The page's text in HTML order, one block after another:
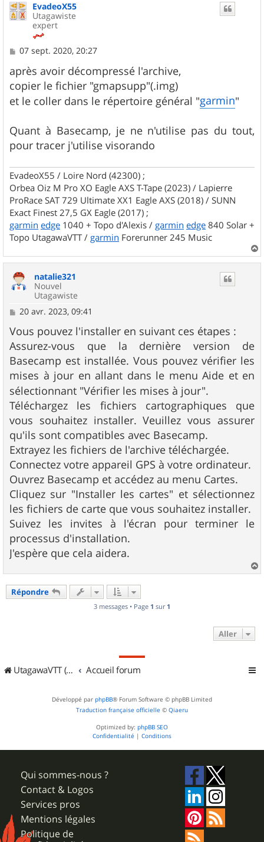
EvadeoX55
Utagawiste
expert
M
s
s
a
g
e
07 sept. 2020, 20:27
après avoir décompressé l'archive,
copier le fichier "gmapsupp"(.img)
et le coller dans le répertoire général "garmin"
Quant à Basecamp, je ne n'utilise pas du tout,
pour tracer j'utilise visorando
EvadeoX55 / Loire Nord (42300) ;
Orbea Oiz M Pro XO Eagle AXS T-Tape (2023) / Lapierre
ProRace SAT 729 Ultimate XX1 Eagle AXS (2018) / SUNN
Exact Finest 27,5 GX Eagle (2017) ;
garmin edge 1040 + Topo d'Alexis / garmin edge 840 Solar +
Topo UtagawaVTT / garmin Forerunner 245 Music
a
natalie321
Nouvel
Utagawiste
M
s
s
a
g
e
20 avr. 2023, 09:41
Vous pouvez l'installer en suivant ces étapes :
Assurez-vous que la dernière version de
Basecamp est installée. Vous pouvez vérifier les
mises à jour en allant dans le menu Aide et en
sélectionnant "Vérifier les mises à jour".
Téléchargez les fichiers cartographiques que
vous souhaitez installer. Veuillez vous assurer
qu'ils sont compatibles avec Basecamp.
Extrayez les fichiers de l'archive téléchargée.
Connectez votre appareil GPS à votre ordinateur.
Ouvrez Basecamp et accédez au menu Cartes.
Cliquez sur "Installer les cartes" et sélectionnez
les fichiers de carte que vous souhaitez installer.
Suivez les invites à l'écran pour terminer le
processus d'installation.
J'espère que cela aidera.
a
Répondre
3 messages • Page 1 sur 1
Aller
UtagawaVTT (Randos VTT et VTTAE avec traces GPS) Accueil forum
Développé par phpBB® Forum Software © phpBB Limited
Traduction française officielle © Qiaeru
Optimized by: phpBB SEO
Confidentialité | Conditions
Qui sommes-nous ?
Contact & Logos
Services pros
Mentions légales
Politique de